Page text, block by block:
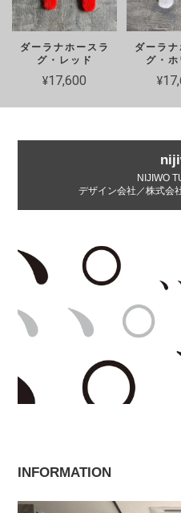
ダーラナホースラ
グ・レッド
¥17,600
ダーラ
グ・ホ
NIJIWO
デザイン会社／株式会
INFORMATION